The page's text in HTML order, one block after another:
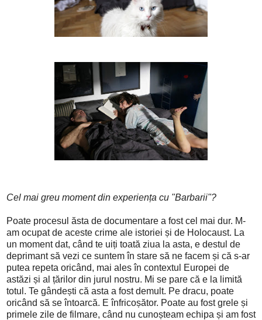
Cel mai greu moment din experiența cu "Barbarii"?
Poate procesul ăsta de documentare a fost cel mai dur. M-
am ocupat de aceste crime ale istoriei și de Holocaust. La
un moment dat, când te uiți toată ziua la asta, e destul de
deprimant să vezi ce suntem în stare să ne facem și că s-ar
putea repeta oricând, mai ales în contextul Europei de
astăzi și al țărilor din jurul nostru. Mi se pare că e la limită
totul. Te gândești că asta a fost demult. Pe dracu, poate
oricând să se întoarcă. E înfricoșător. Poate au fost grele și
primele zile de filmare, când nu cunoșteam echipa și am fost